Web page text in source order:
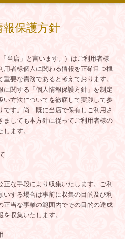
報保護方針
当店」と言います。）はご利用者様
用者様個人に関わる情報を正確且つ機
要な責務であると考えております。
に関する「個人情報保護方針」を制定
い方法についてを徹底して実践して参
です。尚、既に当店で保有しご利用さ
ましても本方針に従ってご利用者様の
ます。
正な手段により収集いたします。ご利
いする場合は事前に収集の目的及び利
正当な事業の範囲内でその目的の達成
収集いたします。